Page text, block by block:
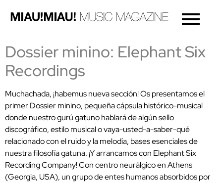
Dossier minino: Elephant Six
Recordings
Muchachada, ¡habemus nueva sección! Os presentamos el
primer Dossier minino, pequeña cápsula histórico-musical
donde nuestro gurú gatuno hablará de algún sello
discográfico, estilo musical o vaya-usted-a-saber-qué
relacionado con el ruido y la melodía, bases esenciales de
nuestra filosofía gatuna. ¡Y arrancamos con Elephant Six
Recording Company! Con centro neurálgico en Athens
(Georgia, USA), un grupo de entes humanos absorbidos por